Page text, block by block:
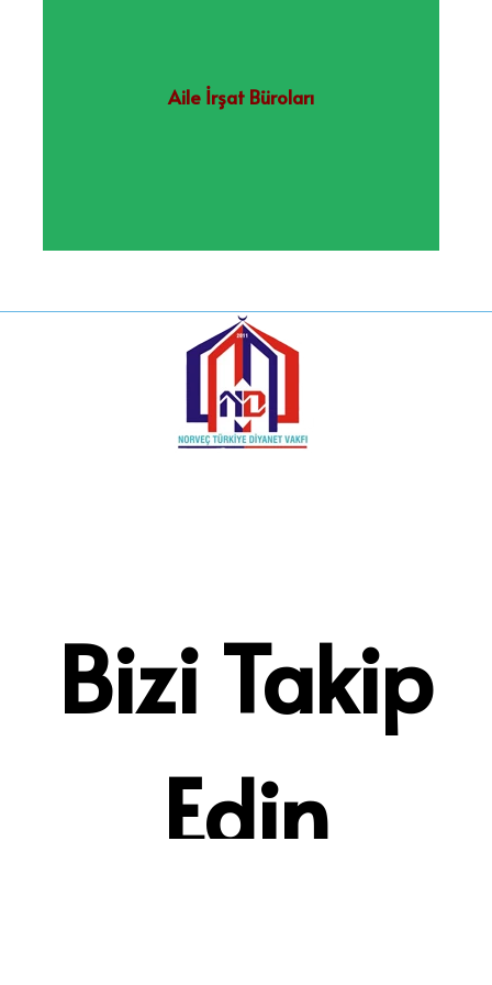
Aile İrşat Büroları
Bizi Takip
Edin